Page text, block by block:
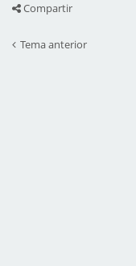
Compartir
Tema anterior